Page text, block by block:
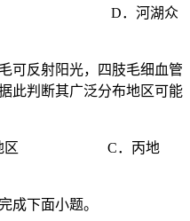
源丰富 D．河湖众
可反射阳光，四肢毛细血管
此判断其广泛分布地区可能
区 C．丙地
成下面小题。